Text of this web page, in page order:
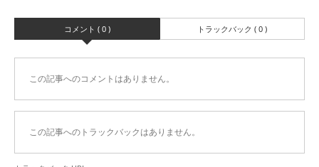
コメント ( 0 ) トラックバック ( 0 )
この記事へのコメントはありません。
この記事へのトラックバックはありません。